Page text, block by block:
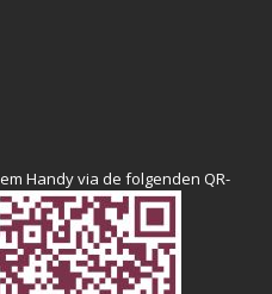
Handy via de folgenden QR-